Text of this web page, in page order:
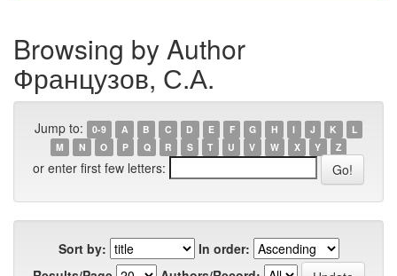
Browsing by Author
Французов, С.А.
Jump to: 0-9 A B C D E F G H I J K
L
M
N O P Q R S T U V W X Y Z
or enter first few letters:
Sort by:
In order: